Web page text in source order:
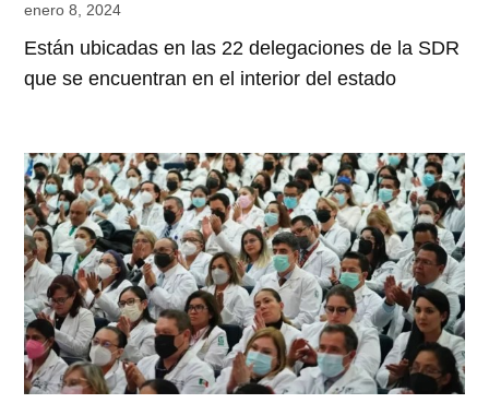
enero 8, 2024
Están ubicadas en las 22 delegaciones de la SDR
que se encuentran en el interior del estado